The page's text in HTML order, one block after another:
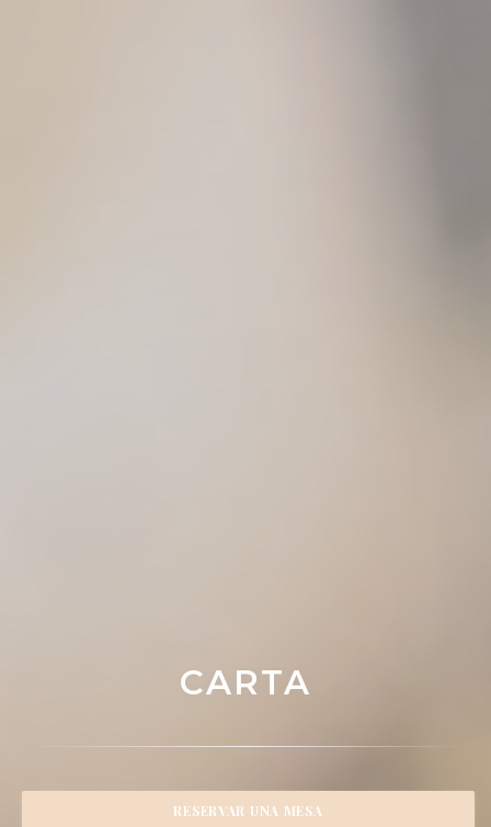
CARTA
RESERVAR UNA MESA